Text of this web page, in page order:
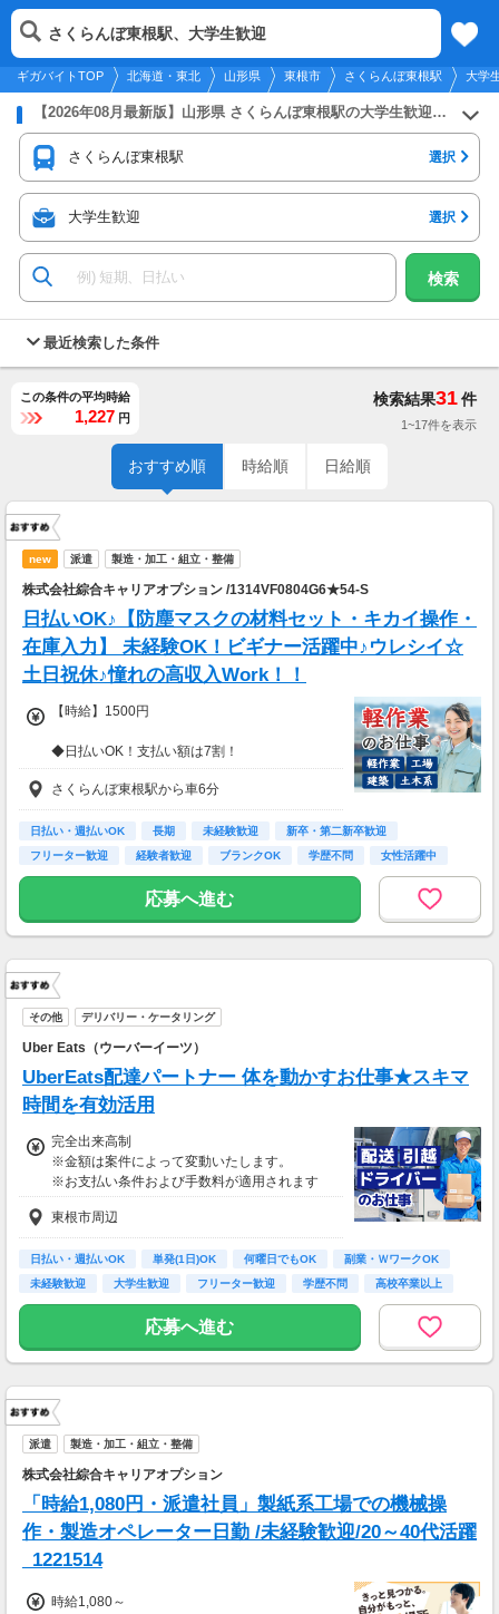
2026年8月9日更新
北海道・東北
メニュー
ギガバイトTOP 北海道・東北 山形県 東根市 さくらんぼ東根駅 大学
さくらんぼ東根駅、大学生歓迎
【2026年08月最新版】山形県 さくらんぼ東根駅の大学生歓迎のバイト・アルバイト・パートの求人募集情報
さくらんぼ東根駅 選択
大学生歓迎 選択
検索
最近検索した条件
この条件の平均時給
1,227 円
検索結果31件
1~17件を表示
おすすめ順 時給順 日給順
new 派遣 製造・加工・組立・整備
株式会社綜合キャリアオプション /1314VF0804G6★54-S
日払いOK♪【防塵マスクの材料セット・キカイ操作・
在庫入力】 未経験OK！ビギナー活躍中♪ウレシイ☆
土日祝休♪憧れの高収入Work！！
【時給】1500円
◆日払いOK！支払い額は7割！
※規定・支払い条件有
さくらんぼ東根駅から車6分
日払い・週払いOK 長期 未経験歓迎
新卒・第二新卒歓迎
フリーター歓迎
経験者歓迎 ブランクOK 学歴不問 女性活躍中
応募へ進む
その他 デリバリー・ケータリング
Uber Eats（ウーバーイーツ）
UberEats配達パートナー 体を動かすお仕事★スキマ
時間を有効活用
完全出来高制
※金額は案件によって変動いたします。
※お支払い条件および手数料が適用されます
東根市周辺
日払い・週払いOK 単発(1日)OK 何曜日でもOK
副業・ＷワークOK
未経験歓迎
大学生歓迎 フリーター歓迎 学歴不問 高校卒業以上
応募へ進む
派遣 製造・加工・組立・整備
株式会社綜合キャリアオプション
「時給1,080円・派遣社員」製紙系工場での機械操
作・製造オペレーター日勤 /未経験歓迎/20～40代活躍
_1221514
時給1,080～